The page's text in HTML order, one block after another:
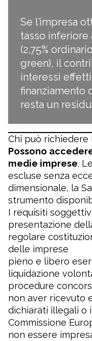
Se l’impresa
tasso
(2,75%
green), il
interessi
finanziamento
resta un
Chi può richiedere
Possono
medie imprese.
escluse senza
dimensionale, la
strumento
I requisiti
presentazione
regolare
delle imprese
pieno e libero
liquidazione
procedure
non aver ricevuto
dichiarati illegali o
Commissione
non essere